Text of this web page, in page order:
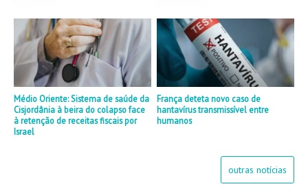
Médio Oriente: Sistema de saúde da
Cisjordânia à beira do colapso face
à retenção de receitas fiscais por
Israel
França deteta novo caso de
hantavírus transmissível entre
humanos
outras notícias